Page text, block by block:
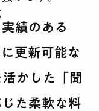
績のある
更新可能な
かした「聞
た柔軟な料